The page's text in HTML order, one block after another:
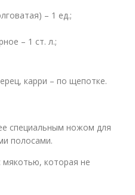
– 1 ед.;
– 1 ст. л.;
карри – по щепотке.
специальным ножом для
полосами.
мякотью, которая не